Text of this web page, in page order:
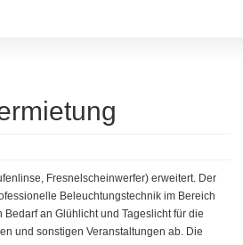
Fresnelscheinwerfer) erweitert. Der
Beleuchtungstechnik im Bereich
an Glühlicht und Tageslicht für die
und sonstigen Veranstaltungen ab. Die